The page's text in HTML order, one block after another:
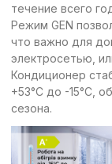
течение всего
Режим GEN
что важно для
электросетью,
Кондиционер
+53°C до -15°C,
сезона.